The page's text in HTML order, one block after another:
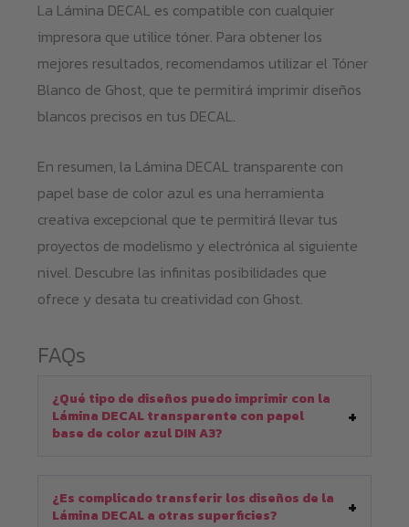
La Lámina DECAL es compatible con cualquier
impresora que utilice tóner. Para obtener los
mejores resultados, recomendamos utilizar el Tóner
Blanco de Ghost, que te permitirá imprimir diseños
blancos precisos en tus DECAL.
En resumen, la Lámina DECAL transparente con
papel base de color azul es una herramienta
creativa excepcional que te permitirá llevar tus
proyectos de modelismo y electrónica al siguiente
nivel. Descubre las infinitas posibilidades que
ofrece y desata tu creatividad con Ghost.
FAQs
¿Qué tipo de diseños puedo imprimir con la
Lámina DECAL transparente con papel
base de color azul DIN A3?
¿Es complicado transferir los diseños de la
Lámina DECAL a otras superficies?